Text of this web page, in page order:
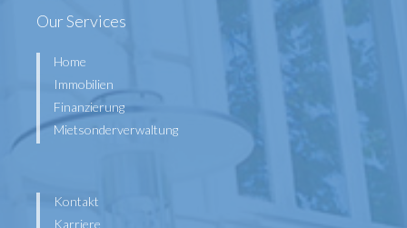
Our Services
Home
Immobilien
Finanzierung
Mietsonderverwaltung
Kontakt
Karriere